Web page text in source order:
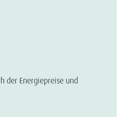
der Energiepreise und